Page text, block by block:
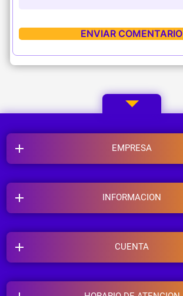
EMPRESA
INFORMACION
CUENTA